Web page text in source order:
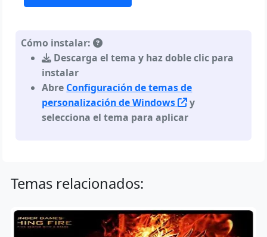
Cómo instalar:
Descarga el tema y haz doble clic para
instalar
Abre Configuración de temas de
personalización de Windows
y
selecciona el tema para aplicar
Temas relacionados: